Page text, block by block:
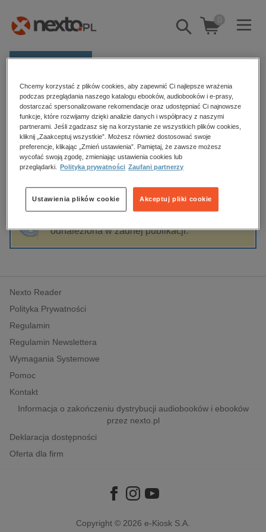
Pokaż/schowaj
wyszukiwarkę
0
Kategorie
Zobacz wszystkie E-prasa
budownictwo, aranżacja wnętrz
biznesowe, branżowe, gospodarka
dzienniki
edukacja
hobby, sport, rozrywka
komputery, internet, technologie, informatyka
polityka, społeczno-informacyjne
psychologiczne
inne
popularno-naukowe
historia
Strona główna Christine Sagnier
Christine Sagnier
Sortowanie Filtrowanie
odnaleziona w żadnej publikacji.
Nexto Reader
Polityka Prywatności
Regulamin
Regulamin Newslettera
Wymagania Systemowe
Pomoc
Kontakt
Informacja o zakończeniu dystrybucji audiobooków i ebooków
przez nexto.pl
Deklaracja dostępności
Oferta dla firm
Copyright © 2026 e-Kiosk S.A.
Chcemy korzystać z plików cookies, aby zapewnić Ci najlepsze wrażenia
podczas przeglądania naszego katalogu ebooków, audiobooków i e-prasy,
dostarczać spersonalizowane rekomendacje oraz udostępniać Ci najnowsze
funkcje, które rozwijamy dzięki analizie danych i współpracy z naszymi
partnerami. Jeśli zgadzasz się na korzystanie ze wszystkich plików cookies,
kliknij „Zaakceptuj wszystkie”. Możesz również dostosować swoje
preferencje, klikając „Zmień ustawienia”. Pamiętaj, że zawsze możesz
wycofać swoją zgodę, zmieniając ustawienia cookies lub
przeglądarki.
Polityka prywatności Zaufani partnerzy
Akceptuj pliki cookie
Ustawienia plików cookie